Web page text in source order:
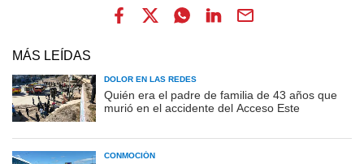
MÁS LEÍDAS
DOLOR EN LAS REDES
Quién era el padre de familia de 43 años que
murió en el accidente del Acceso Este
CONMOCIÓN